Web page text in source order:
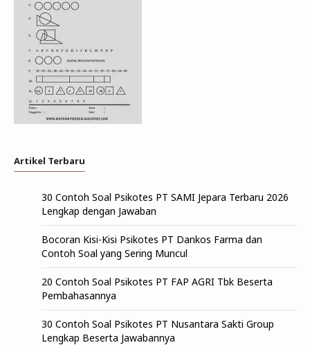
Artikel Terbaru
30 Contoh Soal Psikotes PT SAMI Jepara Terbaru 2026
Lengkap dengan Jawaban
Bocoran Kisi-Kisi Psikotes PT Dankos Farma dan
Contoh Soal yang Sering Muncul
20 Contoh Soal Psikotes PT FAP AGRI Tbk Beserta
Pembahasannya
30 Contoh Soal Psikotes PT Nusantara Sakti Group
Lengkap Beserta Jawabannya